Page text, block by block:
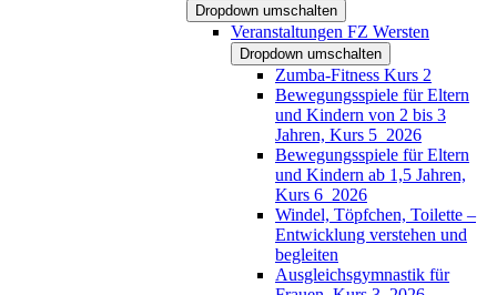
Dropdown umschalten
Veranstaltungen FZ Wersten
Dropdown umschalten
Zumba-Fitness Kurs 2
Bewegungsspiele für Eltern
und Kindern von 2 bis 3
Jahren, Kurs 5_2026
Bewegungsspiele für Eltern
und Kindern ab 1,5 Jahren,
Kurs 6_2026
Windel, Töpfchen, Toilette –
Entwicklung verstehen und
begleiten
Ausgleichsgymnastik für